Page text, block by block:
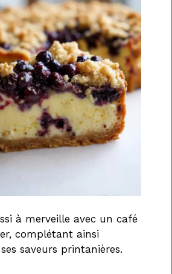
à merveille avec un café
complétant ainsi
saveurs printanières.